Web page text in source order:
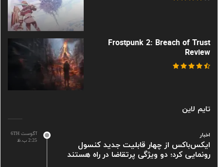
Frostpunk 2: Breach of Trust
Review
تایم لاین
آگوست 6TH
2:25 ب.ظ
اخبار
ایکس‌باکس از چهار قابلیت جدید کنسول
رونمایی کرد؛ دو ویژگی پرتقاضا در راه هستند